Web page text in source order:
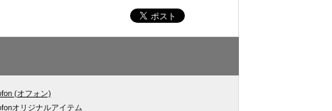
(オフォン)
オリジナルアイテム